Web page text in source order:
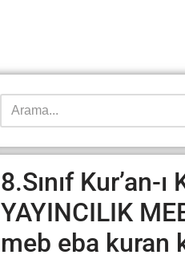
8.Sınıf Kur’an-
YAYINCILIK
meb eba kuran